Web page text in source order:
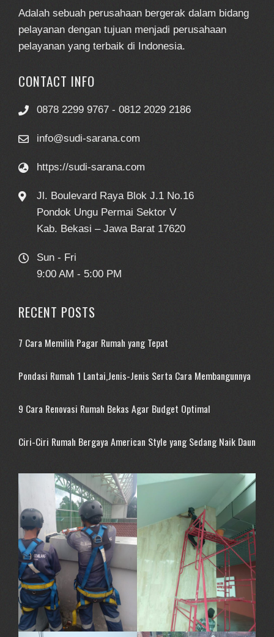
Adalah sebuah perusahaan bergerak dalam bidang
pelayanan dengan tujuan menjadi perusahaan
pelayanan yang terbaik di Indonesia.
CONTACT INFO
0878 2299 9767 - 0812 2029 2186
info@sudi-sarana.com
https://sudi-sarana.com
Jl. Boulevard Raya Blok J.1 No.16
Pondok Ungu Permai Sektor V
Kab. Bekasi – Jawa Barat 17620
Sun - Fri
9:00 AM - 5:00 PM
RECENT POSTS
7 Cara Memilih Pagar Rumah yang Tepat
Pondasi Rumah 1 Lantai,Jenis-Jenis Serta Cara Membangunnya
9 Cara Renovasi Rumah Bekas Agar Budget Optimal
Ciri-Ciri Rumah Bergaya American Style yang Sedang Naik Daun